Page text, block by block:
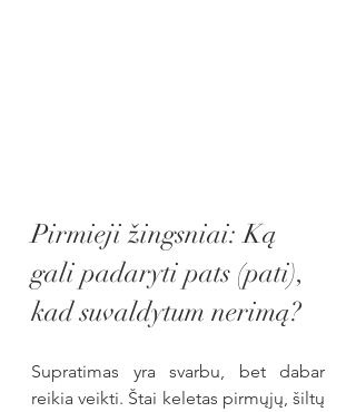
Pirmieji žingsniai: Ką
gali padaryti pats (pati),
kad suvaldytum nerimą?
Supratimas yra svarbu, bet dabar
reikia veikti. Štai keletas pirmųjų, šiltų